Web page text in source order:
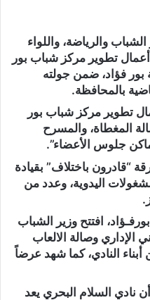
والرياضة، واللواء
تطوير مركز شباب بور
بور فؤاد، ضمن جولته
بالمحافظة.
تطوير مركز شباب بور
المغطاة، والمسرح
جلوس الأعضاء”.
“قادرون باختلاف” بقيادة
اليدوية، وعدد من
افتتح وزير الشباب
الإداري وصالة الالعاب
أبناء النادي، كما شهد عرضاً
نادي السلام البحري يعد